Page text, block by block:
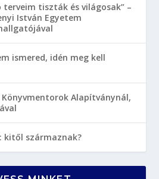
terveim tiszták és világosak” –
István Egyetem
ismered, idén meg kell
Alapítványnál,
kitől származnak?